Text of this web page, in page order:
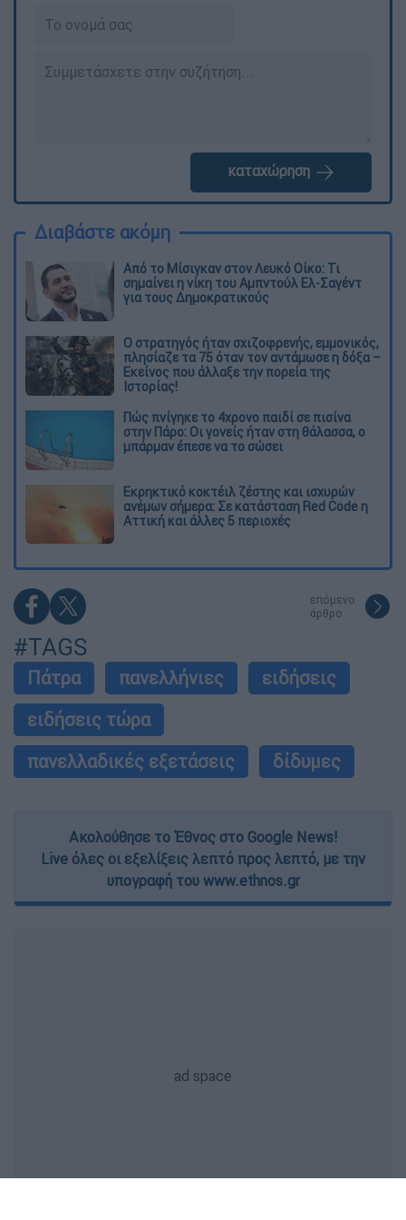
καταχώρηση
Διαβάστε ακόμη
Από το Μίσιγκαν στον Λευκό Οίκο: Τι
σημαίνει η νίκη του Αμπντούλ Ελ-Σαγέντ
για τους Δημοκρατικούς
O στρατηγός ήταν σχιζοφρενής, εμμονικός,
πλησίαζε τα 75 όταν τον αντάμωσε η δόξα –
Εκείνος που άλλαξε την πορεία της
Ιστορίας!
Πώς πνίγηκε το 4χρονο παιδί σε πισίνα
στην Πάρο: Οι γονείς ήταν στη θάλασσα, ο
μπάρμαν έπεσε να το σώσει
Εκρηκτικό κοκτέιλ ζέστης και ισχυρών
ανέμων σήμερα: Σε κατάσταση Red Code η
Αττική και άλλες 5 περιοχές
επόμενο
άρθρο
#TAGS
Πάτρα πανελλήνιες
ειδήσεις
ειδήσεις τώρα
πανελλαδικές εξετάσεις
δίδυμες
Ακολούθησε το Έθνος στο Google News!
Live όλες οι εξελίξεις λεπτό προς λεπτό, με την
υπογραφή του www.ethnos.gr